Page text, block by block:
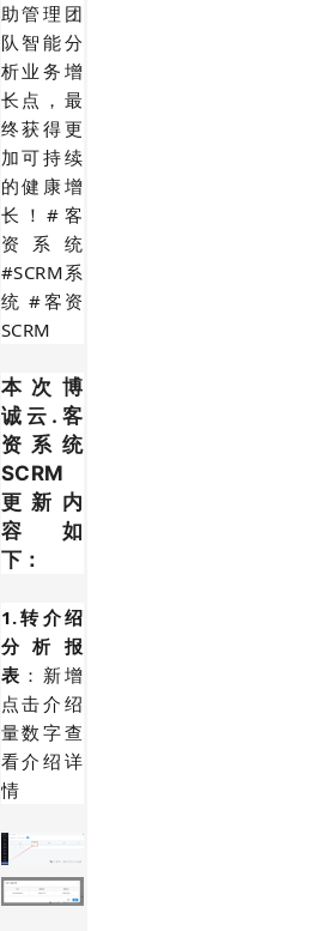
助管理团
队智能分
析业务增
长点，最
终获得更
加可持续
的健康增
长！#客
资系统
#SCRM系
统 #客资
SCRM
本次博
诚云.客
资系统
SCRM
更新内
容如
下：
1.转介绍
分析报
表 ：新增
点击介绍
量数字查
看介绍详
情